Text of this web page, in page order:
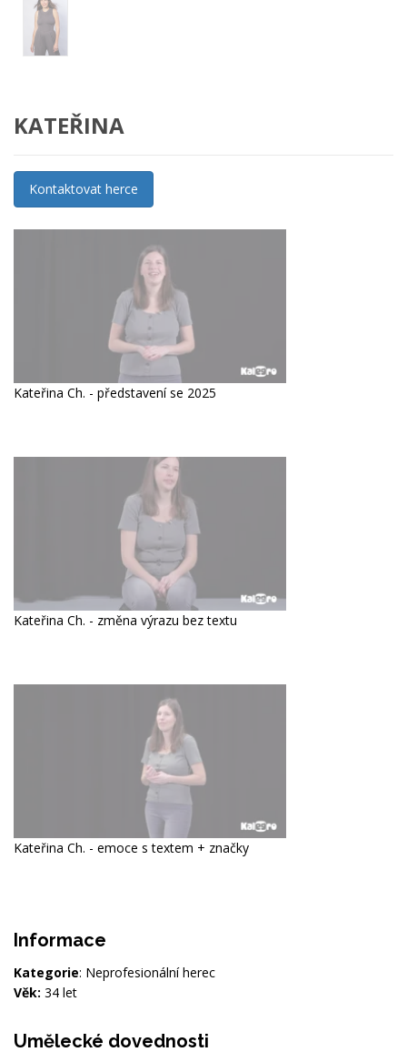
KATEŘINA
Kontaktovat herce
Kateřina Ch. - představení se 2025
Kateřina Ch. - změna výrazu bez textu
Kateřina Ch. - emoce s textem + značky
Informace
Kategorie: Neprofesionální herec
Věk: 34 let
Umělecké dovednosti